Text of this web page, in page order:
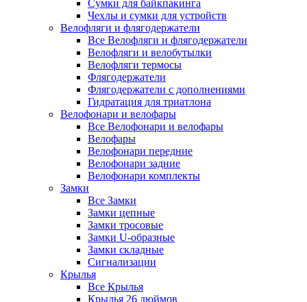
Сумки для байкпакинга
Чехлы и сумки для устройств
Велофляги и флягодержатели
Все Велофляги и флягодержатели
Велофляги и велобутылки
Велофляги термосы
Флягодержатели
Флягодержатели с дополнениями
Гидратация для триатлона
Велофонари и велофары
Все Велофонари и велофары
Велофары
Велофонари передние
Велофонари задние
Велофонари комплекты
Замки
Все Замки
Замки цепные
Замки тросовые
Замки U-образные
Замки складные
Сигнализации
Крылья
Все Крылья
Крылья 26 дюймов